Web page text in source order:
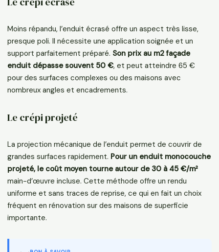
Moins répandu, l’enduit écrasé offre un aspect très lisse,
presque poli. Il nécessite une application soignée et un
support parfaitement préparé. Son prix au m2 façade
enduit dépasse souvent 50 €, et peut atteindre 65 €
pour des surfaces complexes ou des maisons avec
nombreux angles et encadrements.
Le crépi projeté
La projection mécanique de l’enduit permet de couvrir de
grandes surfaces rapidement. Pour un enduit monocouche
projeté, le coût moyen tourne autour de 30 à 45 €/m²
main-d’œuvre incluse. Cette méthode offre un rendu
uniforme et sans traces de reprise, ce qui en fait un choix
fréquent en rénovation sur des maisons de superficie
importante.